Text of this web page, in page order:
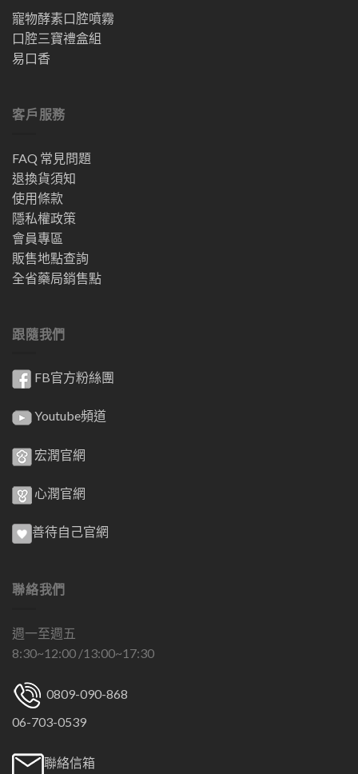
寵物酵素口腔噴霧
口腔三寶禮盒組
易口香
客戶服務
FAQ 常見問題
退換貨須知
使用條款
隱私權政策
會員專區
販售地點查詢
全省藥局銷售點
跟隨我們
FB官方粉絲團
Youtube頻道
宏潤官網
心潤官網
善待自己官網
聯絡我們
週一至週五
8:30~12:00 /13:00~17:30
0809-090-868
06-703-0539
聯絡信箱